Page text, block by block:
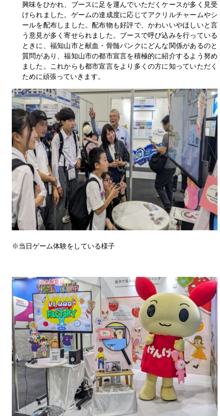
興味をひかれ、ブースに足を運んでいただくケースが多く見受
けられました。ゲームの達成度に応じてアクリルチャームやシ
ールを配布しました。配布物も好評で、かわいいやほしいと言
う意見が多く寄せられました。ブースで呼び込みを行っている
ときに、福知山市と献血・骨髄バンクにどんな関係があるのと
質問があり、福知山市の都市宣言を積極的に紹介するよう努め
ました。これからも都市宣言をより多くの方に知っていただく
ために頑張っていきます。
※当日ゲーム体験をしている様子